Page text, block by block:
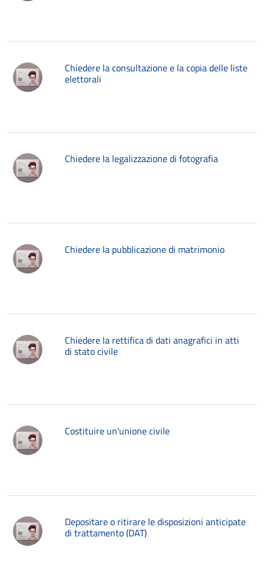
Chiedere la consultazione e la copia delle liste
elettorali
Chiedere la legalizzazione di fotografia
Chiedere la pubblicazione di matrimonio
Chiedere la rettifica di dati anagrafici in atti
di stato civile
Costituire un'unione civile
Depositare o ritirare le disposizioni anticipate
di trattamento (DAT)